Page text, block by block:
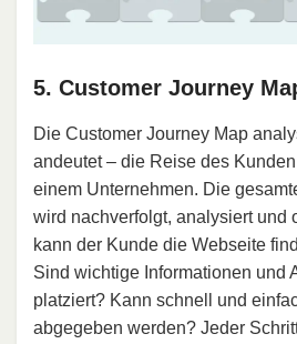
5. Customer Journey
Die Customer Journey Map
andeutet – die Reise des
einem Unternehmen. Die
wird nachverfolgt, analysiert und
kann der Kunde die Webseite
Sind wichtige Informationen und
platziert? Kann schnell und
abgegeben werden? Jeder